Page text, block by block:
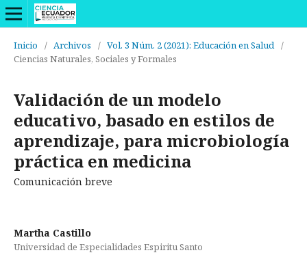
Inicio / Archivos / Vol. 3 Núm. 2 (2021): Educación en Salud /
Ciencias Naturales, Sociales y Formales
Validación de un modelo
educativo, basado en estilos de
aprendizaje, para microbiología
práctica en medicina
Comunicación breve
Martha Castillo
Universidad de Especialidades Espiritu Santo